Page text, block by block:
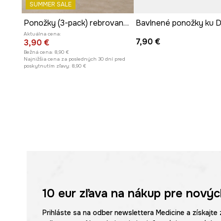
SUMMER SALE
Ponožky (3-pack) rebrované bambusové vlákno
Aktuálna cena:
3,90 €
Bežná cena: 8,90 €
Najnižšia cena za posledných 30 dní pred
poskytnutím zľavy: 8,90 €
7,90 €
10 eurzľava na nákup pre
Prihláste sa na odber newslettera Medicine a